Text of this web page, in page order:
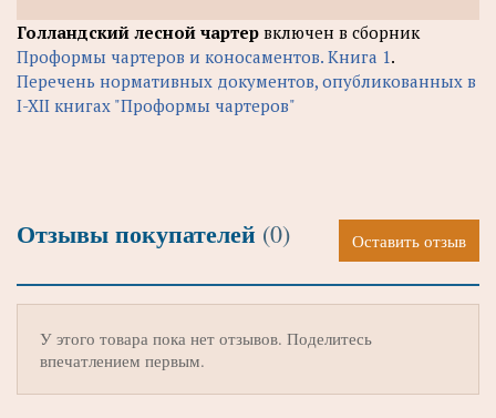
Голландский лесной чартер включен в сборник
Проформы чартеров и коносаментов. Книга 1.
Перечень нормативных документов, опубликованных в
I-XII книгах "Проформы чартеров"
Отзывы покупателей (0) Оставить отзыв
У этого товара пока нет отзывов. Поделитесь
впечатлением первым.